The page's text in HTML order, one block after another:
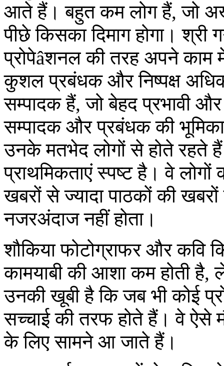
आते हैं। बहुत कम लोग हैं, जो
पीछे किसका दिमाग होगा।
प्रोपेâशनल की तरह अपने
कुशल प्रबंधक और निष्पक्ष
सम्पादक हैं, जो बेहद प्रभावी
सम्पादक और प्रबंधक की भूमिका
उनके मतभेद लोगों से होते
प्राथमिकताएं स्पष्ट है। वे लोगों
खबरों से ज्यादा पाठकों की खबरों
नजरअंदाज नहीं होता।
शौकिया फोटोग्राफर और कवि
कामयाबी की आशा कम होती है,
उनकी खूबी है कि जब भी कोई
सच्चाई की तरफ होते हैं। वे ऐसे
के लिए सामने आ जाते हैं।